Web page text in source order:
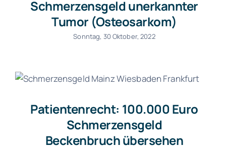
Schmerzensgeld unerkannter
Tumor (Osteosarkom)
Sonntag, 30 Oktober, 2022
Patientenrecht: 100.000 Euro
Schmerzensgeld
Beckenbruch übersehen